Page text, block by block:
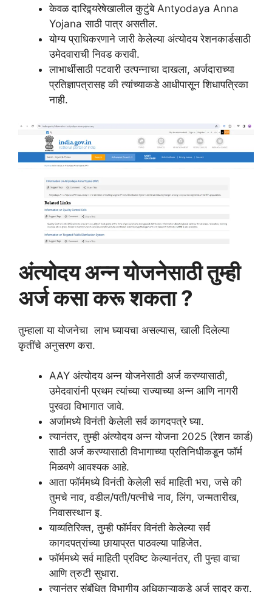
केवळ दारिद्र्यरेषेखालील कुटुंबे Antyodaya Anna
Yojana साठी पात्र असतील.
योग्य प्राधिकरणाने जारी केलेल्या अंत्योदय रेशनकार्डसाठी
उमेदवाराची निवड करावी.
लाभार्थीसाठी पटवारी उत्पन्नाचा दाखला, अर्जदाराच्या
प्रतिज्ञापत्रासह की त्यांच्याकडे आधीपासून शिधापत्रिका
नाही.
अंत्योदय अन्न योजनेसाठी तुम्ही
अर्ज कसा करू शकता ?
तुम्हाला या योजनेचा लाभ घ्यायचा असल्यास, खाली दिलेल्या
कृतींचे अनुसरण करा.
AAY अंत्योदय अन्न योजनेसाठी अर्ज करण्यासाठी,
उमेदवारांनी प्रथम त्यांच्या राज्याच्या अन्न आणि नागरी
पुरवठा विभागात जावे.
अर्जामध्ये विनंती केलेली सर्व कागदपत्रे घ्या.
त्यानंतर, तुम्ही अंत्योदय अन्न योजना 2025 (रेशन कार्ड)
साठी अर्ज करण्यासाठी विभागाच्या प्रतिनिधीकडून फॉर्म
मिळवणे आवश्यक आहे.
आता फॉर्ममध्ये विनंती केलेली सर्व माहिती भरा, जसे की
तुमचे नाव, वडील/पती/पत्नीचे नाव, लिंग, जन्मतारीख,
निवासस्थान इ.
याव्यतिरिक्त, तुम्ही फॉर्मवर विनंती केलेल्या सर्व
कागदपत्रांच्या छायाप्रत पाठवल्या पाहिजेत.
फॉर्ममध्ये सर्व माहिती प्रविष्ट केल्यानंतर, ती पुन्हा वाचा
आणि त्रुटी सुधारा.
त्यानंतर संबंधित विभागीय अधिकाऱ्याकडे अर्ज सादर करा.